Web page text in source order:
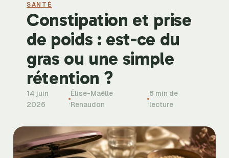
Beauté
Développement
Mode
Bien-être
SANTÉ
Constipation et prise
de poids : est-ce du
gras ou une simple
rétention ?
14 juin
2026
·
Élise-Maëlle
Renaudon
·
6 min de
lecture